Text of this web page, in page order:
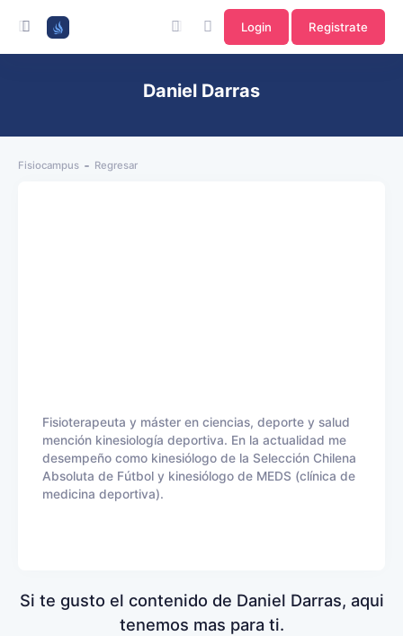
Login Registrate
Daniel Darras
Fisiocampus Regresar
Fisioterapeuta y máster en ciencias, deporte y salud
mención kinesiología deportiva. En la actualidad me
desempeño como kinesiólogo de la Selección Chilena
Absoluta de Fútbol y kinesiólogo de MEDS (clínica de
medicina deportiva).
Si te gusto el contenido de Daniel Darras, aqui
tenemos mas para ti.